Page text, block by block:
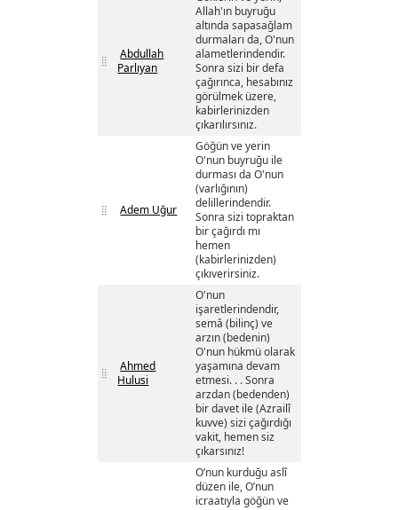
Abdullah
Parlıyan
Allah'ın buyruğu
altında sapasağlam
durmaları da, O'nun
alametlerindendir.
Sonra sizi bir defa
çağırınca, hesabınız
görülmek üzere,
kabirlerinizden
çıkarılırsınız.
Adem Uğur
Göğün ve yerin
O'nun buyruğu ile
durması da O'nun
(varlığının)
delillerindendir.
Sonra sizi topraktan
bir çağırdı mı
hemen
(kabirlerinizden)
çıkıverirsiniz.
Ahmed
Hulusi
O'nun
işaretlerindendir,
semâ (bilinç) ve
arzın (bedenin)
O'nun hükmü olarak
yaşamına devam
etmesi. . . Sonra
arzdan (bedenden)
bir davet ile (Azrailî
kuvve) sizi çağırdığı
vakit, hemen siz
çıkarsınız!
O’nun kurduğu aslî
düzen ile, O’nun
icraatıyla göğün ve